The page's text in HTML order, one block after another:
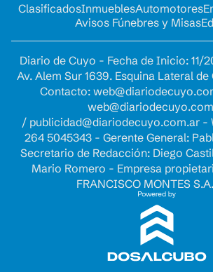
ClasificadosInmueblesAutomotores
Avisos Fúnebres y Misas
Diario de Cuyo - Fecha de Inicio: 11/
Av. Alem Sur 1639. Esquina Lateral
Contacto:
/ publicidad@diariodecuyo.com.ar-
264 5045343 - Gerente General:
Secretario de Redacción: Diego
Mario Romero - Empresa
FRANCISCO MONTES